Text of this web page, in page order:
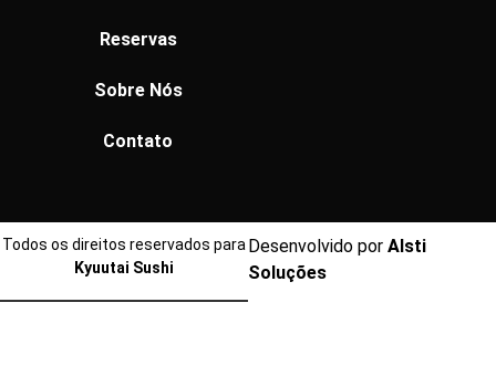
Reservas
Sobre Nós
Contato
Todos os direitos reservados para
Kyuutai Sushi
Desenvolvido por Alsti
Soluções